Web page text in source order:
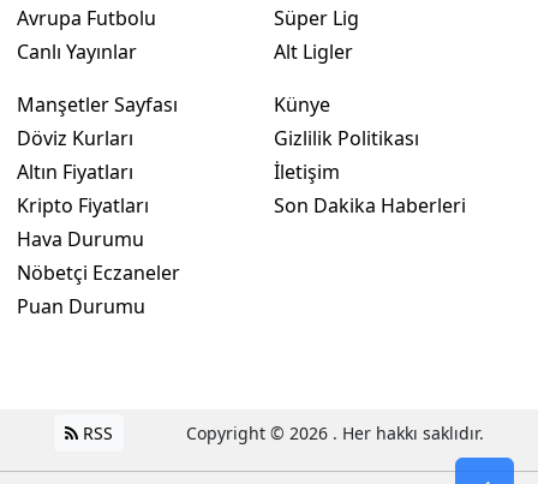
Avrupa Futbolu
Canlı Yayınlar
Süper Lig
Alt Ligler
Manşetler Sayfası
Döviz Kurları
Altın Fiyatları
Kripto Fiyatları
Hava Durumu
Nöbetçi Eczaneler
Puan Durumu
Künye
Gizlilik Politikası
İletişim
Son Dakika Haberleri
RSS Copyright © 2026 . Her hakkı saklıdır.